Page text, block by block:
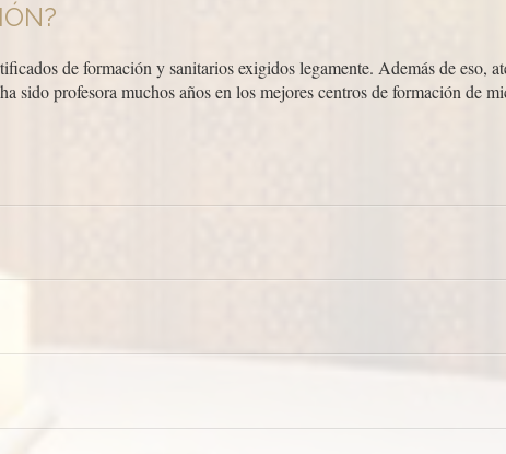
de formación y sanitarios exigidos legamente. Además de eso,
sido profesora muchos años en los mejores centros de formación de